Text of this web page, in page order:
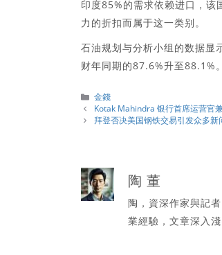
印度85%的需求依赖进口，该
力的折扣而属于这一类别。
石油规划与分析小组的数据显
财年同期的87.6%升至88.1%。
分
類
金錢
Kotak Mahindra 银行首席运营官
拜登否决美国钢铁交易引发众多新
陶 董
陶，資深作家與記
業經驗，文章深入